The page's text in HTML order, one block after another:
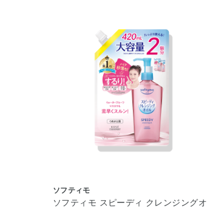
ソフティモ
ソフティモ スピーディ クレンジングオ